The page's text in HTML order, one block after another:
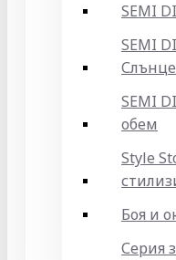
SEMI
SEMI
SEMI
обем
Style
Боя и
Серия